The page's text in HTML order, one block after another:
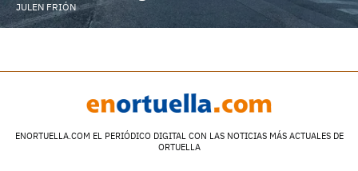
JULEN FRIÓN
ENORTUELLA.COM EL PERIÓDICO DIGITAL CON LAS NOTICIAS MÁS ACTUALES DE
ORTUELLA